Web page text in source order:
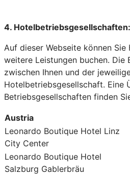
4. Hotelbetriebsgesellschaften:
Auf dieser Webseite können
weitere Leistungen buchen.
zwischen Ihnen und der
Hotelbetriebsgesellschaft. Eine
Betriebsgesellschaften finden
Austria
Leonardo Boutique Hotel Linz
City Center
Leonardo Boutique Hotel
Salzburg Gablerbräu